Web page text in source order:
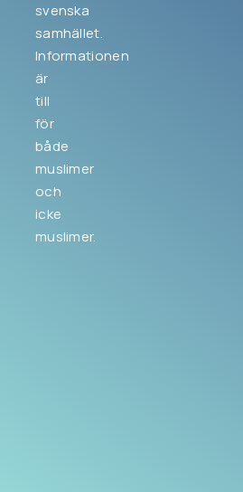
svenska
samhället.
Informationen
är
till
för
både
muslimer
och
icke
muslimer.